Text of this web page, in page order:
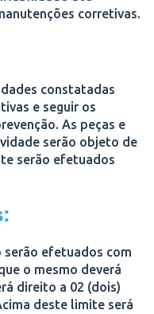
corretivas.
constatadas
e seguir os
As peças e
serão objeto de
serão efetuados
serão efetuados com
o mesmo deverá
direito a 02 (dois)
deste limite será